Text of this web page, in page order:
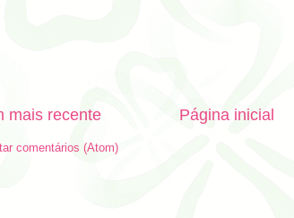
mais recente Página inicial
comentários (Atom)